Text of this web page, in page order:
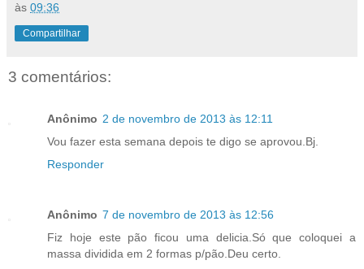
às 09:36
Compartilhar
3 comentários:
Anônimo 2 de novembro de 2013 às 12:11
Vou fazer esta semana depois te digo se aprovou.Bj.
Responder
Anônimo 7 de novembro de 2013 às 12:56
Fiz hoje este pão ficou uma delicia.Só que coloquei a
massa dividida em 2 formas p/pão.Deu certo.